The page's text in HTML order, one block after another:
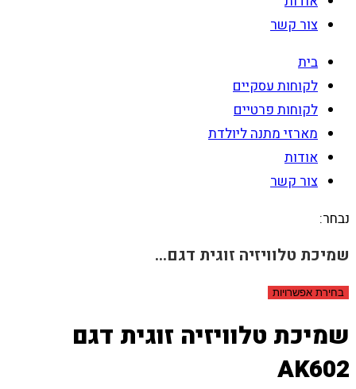
צור קשר
בית
לקוחות עסקיים
לקוחות פרטיים
מארזי מתנה ליולדת
אודות
צור קשר
נבחר:
שמיכת טלוויזיה זוגית דגם…
בחירת אפשרויות
שמיכת טלוויזיה זוגית דגם
AK602